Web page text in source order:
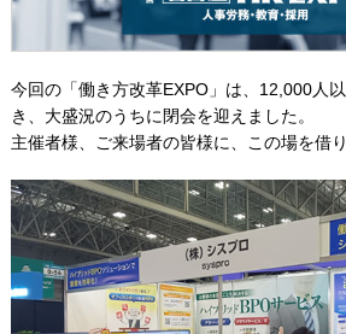
今回の「働き方改革EXPO」は、12,000人
き、大盛況のうちに閉会を迎えました。
主催者様、ご来場者の皆様に、この場を借